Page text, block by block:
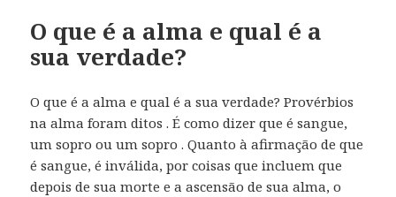
O que é a alma e qual é a
sua verdade?
O que é a alma e qual é a sua verdade? Provérbios
na alma foram ditos . É como dizer que é sangue,
um sopro ou um sopro . Quanto à afirmação de que
é sangue, é inválida, por coisas que incluem que
depois de sua morte e a ascensão de sua alma, o